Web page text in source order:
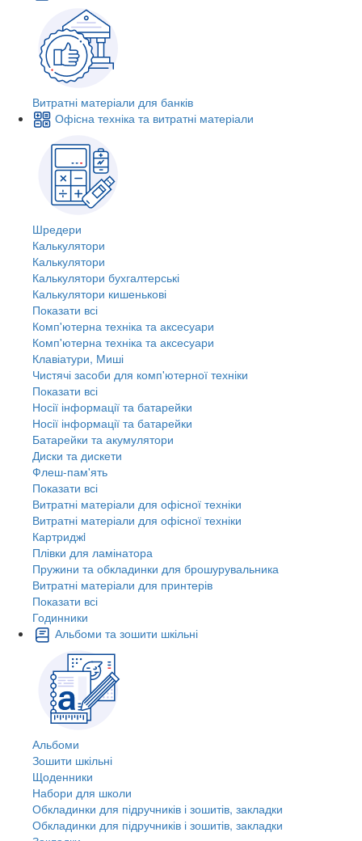
Витратні матеріали для банків
Офісна техніка та витратні матеріали
Шредери
Калькулятори
Калькулятори
Калькулятори бухгалтерські
Калькулятори кишенькові
Показати всі
Комп'ютерна техніка та аксесуари
Комп'ютерна техніка та аксесуари
Клавіатури, Миші
Чистячі засоби для комп'ютерної техніки
Показати всі
Носії інформації та батарейки
Носії інформації та батарейки
Батарейки та акумулятори
Диски та дискети
Флеш-пам'ять
Показати всі
Витратні матеріали для офісної техніки
Витратні матеріали для офісної техніки
Картриджi
Плівки для ламінатора
Пружини та обкладинки для брошурувальника
Витратні матеріали для принтерів
Показати всі
Годинники
Альбоми та зошити шкільні
Альбоми
Зошити шкільні
Щоденники
Набори для школи
Обкладинки для підручників і зошитів, закладки
Обкладинки для підручників і зошитів, закладки